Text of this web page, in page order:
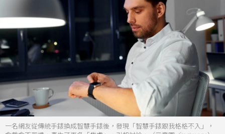
一名網友從傳統手錶換成智慧手錶後，發現「智慧手錶跟我格格不入」，